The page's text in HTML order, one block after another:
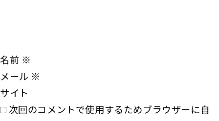
名前 ※
メール ※
サイト
次回のコメントで使用するためブラウザーに自